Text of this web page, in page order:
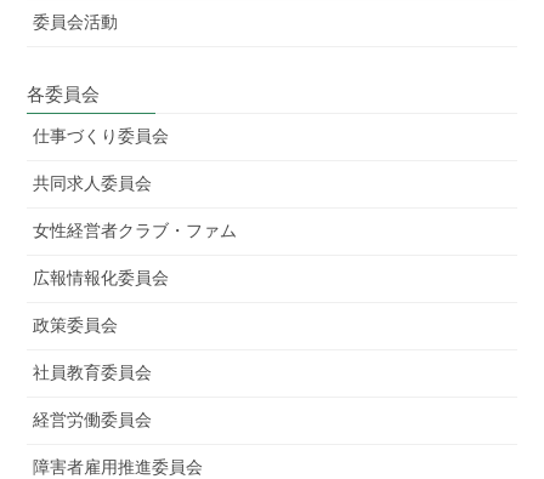
委員会活動
各委員会
仕事づくり委員会
共同求人委員会
女性経営者クラブ・ファム
広報情報化委員会
政策委員会
社員教育委員会
経営労働委員会
障害者雇用推進委員会